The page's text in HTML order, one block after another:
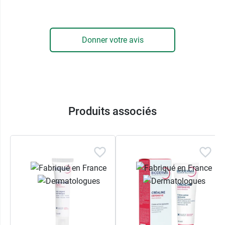
Conditionnement :Flacon-pompe de 150 ml ou
Donner votre avis
Produits associés